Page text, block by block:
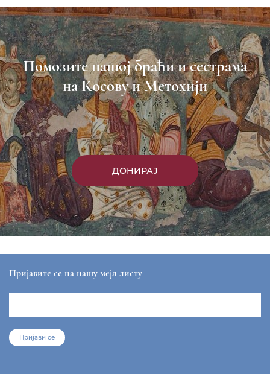
Помозите нашој браћи и сестрама
на Косову и Метохији
ДОНИРАЈ
Пријавите се на нашу мејл листу
Пријави се